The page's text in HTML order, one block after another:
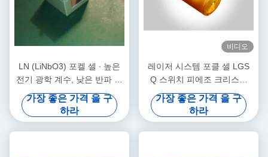
LN (LiNbO3) 포켈 셀 ∙ 높은
전기 광학 계수, 낮은 반파 전
압, 높은 손상 문턱, AR 코팅,
Q 스위치, 단계 변조기, 레이
저 통신 및 산업 레이저 시스
템
가장 좋은 가격 을 구
하라
비디오
레이저 시스템 포클 셀 LGS
Q 스위치 피에조 크리스탈
LGS
가장 좋은 가격 을 구
하라